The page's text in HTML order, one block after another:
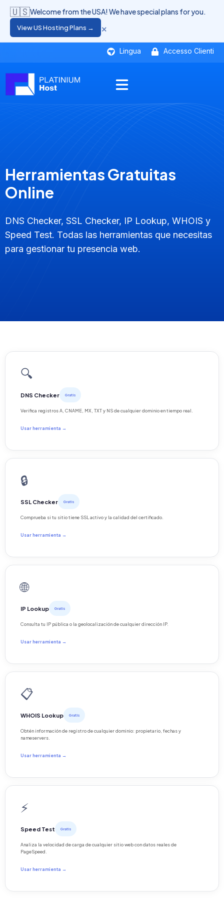
Lingua Accesso Clienti
🇺🇸Welcome from the USA! We have special plans for you.
View US Hosting Plans → ×
Herramientas Gratuitas
Online
DNS Checker, SSL Checker, IP Lookup, WHOIS y
Speed Test. Todas las herramientas que necesitas
para gestionar tu presencia web.
🔍
DNS Checker Gratis
Verifica registros A, CNAME, MX, TXT y NS de cualquier dominio en tiempo real.
Usar herramienta →
🔒
SSL Checker Gratis
Comprueba si tu sitio tiene SSL activo y la calidad del certificado.
Usar herramienta →
🌐
IP Lookup Gratis
Consulta tu IP pública o la geolocalización de cualquier dirección IP.
Usar herramienta →
📋
WHOIS Lookup Gratis
Obtén información de registro de cualquier dominio: propietario, fechas y
nameservers.
Usar herramienta →
⚡
Speed Test Gratis
Analiza la velocidad de carga de cualquier sitio web con datos reales de
PageSpeed.
Usar herramienta →